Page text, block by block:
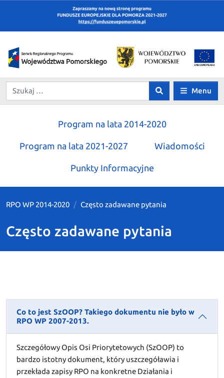
Menu
Program na lata 2014-2020
Program na lata 2021-2027 Wiadomości
Punkty Informacyjne
RPO WP 2014-2020 Często zadawane pytania
Często zadawane pytania
Co to jest SzOOP? Takiego dokumentu nie było w
RPO WP 2007-2013.
Szczegółowy Opis Osi Priorytetowych (SzOOP) to
bardzo istotny dokument, który uszczegóławia i
przekłada zapisy RPO na konkretne Działania i